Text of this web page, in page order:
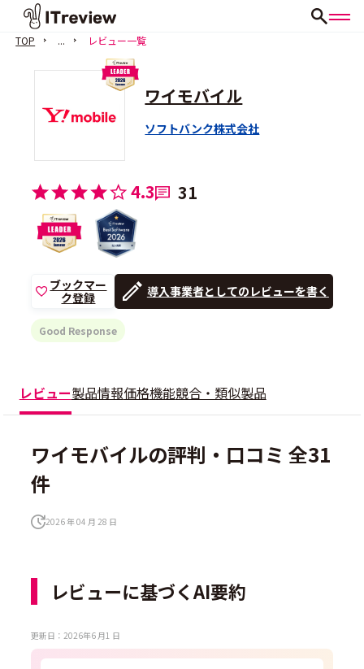
TOP ... レビュー一覧
ワイモバイル
ソフトバンク株式会社
4.3 31
ブックマー
ク登録
導入事業者としてのレビューを書く
Good Response
レビュー製品情報価格機能競合・類似製品
ワイモバイルの評判・口コミ 全31
件
2026 年 04 月 28 日
レビューに基づくAI要約
更新日：2026年6 月1 日